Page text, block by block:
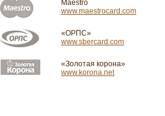
Maestro
www.maestrocard.com
«ОРПС»
www.sbercard.com
«Золотая корона»
www.korona.net